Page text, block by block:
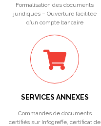
Formalisation des documents
juridiques – Ouverture facilitée
d’un compte bancaire
SERVICES ANNEXES
Commandes de documents
certifiés sur Infogreffe, certificat de